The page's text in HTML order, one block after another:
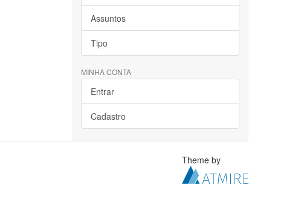
Assuntos
Tipo
MINHA CONTA
Entrar
Cadastro
Theme by